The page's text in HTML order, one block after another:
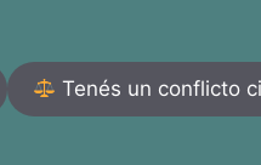
Tenés un conflicto